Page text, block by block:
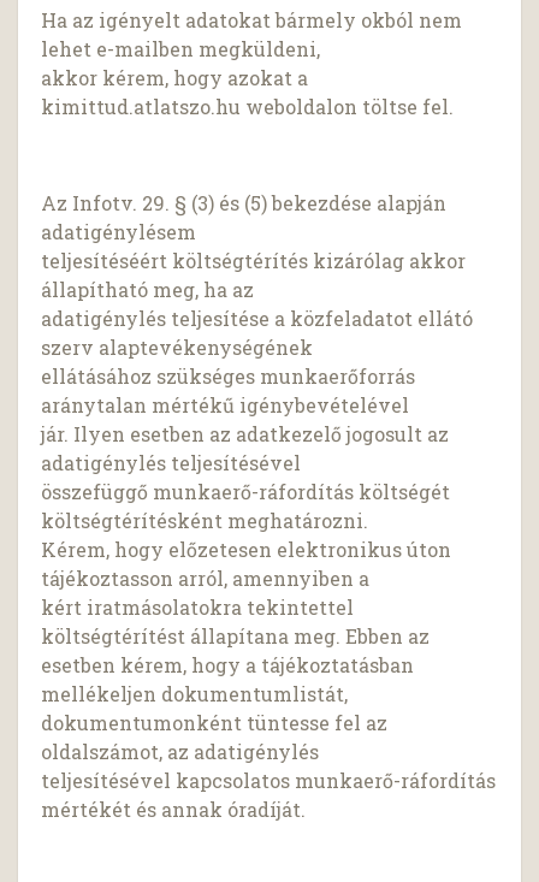
Ha az igényelt adatokat bármely okból nem
lehet e-mailben megküldeni,
akkor kérem, hogy azokat a
kimittud.atlatszo.hu weboldalon töltse fel.
Az Infotv. 29. § (3) és (5) bekezdése alapján
adatigénylésem
teljesítéséért költségtérítés kizárólag akkor
állapítható meg, ha az
adatigénylés teljesítése a közfeladatot ellátó
szerv alaptevékenységének
ellátásához szükséges munkaerőforrás
aránytalan mértékű igénybevételével
jár. Ilyen esetben az adatkezelő jogosult az
adatigénylés teljesítésével
összefüggő munkaerő-ráfordítás költségét
költségtérítésként meghatározni.
Kérem, hogy előzetesen elektronikus úton
tájékoztasson arról, amennyiben a
kért iratmásolatokra tekintettel
költségtérítést állapítana meg. Ebben az
esetben kérem, hogy a tájékoztatásban
mellékeljen dokumentumlistát,
dokumentumonként tüntesse fel az
oldalszámot, az adatigénylés
teljesítésével kapcsolatos munkaerő-ráfordítás
mértékét és annak óradíját.